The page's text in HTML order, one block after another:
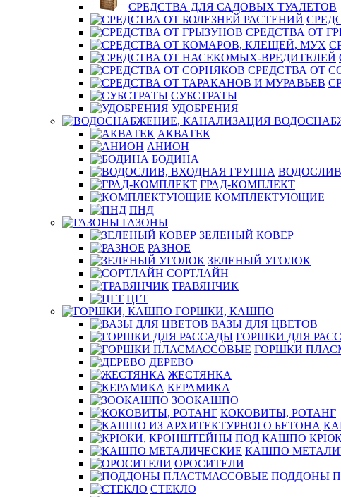
СРЕДСТВА ДЛЯ САДОВЫХ ТУАЛЕТОВ
СРЕДСТВА ОТ
СРЕДСТВА ОТ
СУБСТРАТЫ
УДОБРЕНИЯ
АКВАТЕК
АНИОН
БОДИНА
ГРАД-КОМПЛЕКТ
КОМПЛЕКТУЮЩИЕ
ПНД
ГАЗОНЫ
ЗЕЛЕНЫЙ КОВЕР
РАЗНОЕ
ЗЕЛЕНЫЙ УГОЛОК
СОРТЛАЙН
ТРАВЯНЧИК
ЦГТ
ГОРШКИ, КАШПО
ВАЗЫ ДЛЯ ЦВЕТОВ
ГОРШКИ ДЛЯ
ГОРШКИ
ДЕРЕВО
ЖЕСТЯНКА
КЕРАМИКА
ЗООКАШПО
КОКОВИТЫ, РОТАНГ
КАШПО
ОРОСИТЕЛИ
ПОДДОНЫ
СТЕКЛО